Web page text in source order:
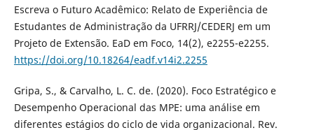
Escreva o Futuro Acadêmico: Relato de Experiência de
Estudantes de Administração da UFRRJ/CEDERJ em um
Projeto de Extensão. EaD em Foco, 14(2), e2255-e2255.
https://doi.org/10.18264/eadf.v14i2.2255
Gripa, S., & Carvalho, L. C. de. (2020). Foco Estratégico e
Desempenho Operacional das MPE: uma análise em
diferentes estágios do ciclo de vida organizacional. Rev.